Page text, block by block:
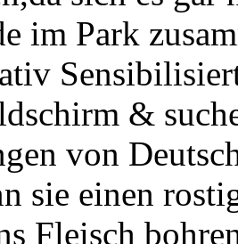
im Park
&
von
sie einen
Fleisch